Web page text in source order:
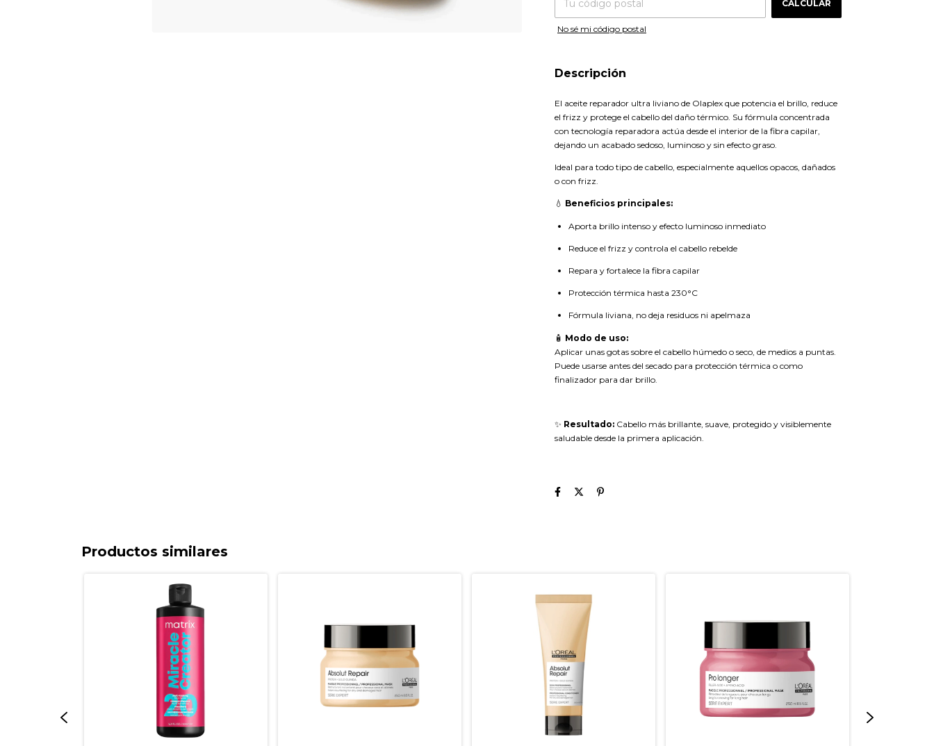
CALCULAR
No sé mi código postal
Descripción
El aceite reparador ultra liviano de Olaplex que potencia el brillo, reduce
el frizz y protege el cabello del daño térmico. Su fórmula concentrada
con tecnología reparadora actúa desde el interior de la fibra capilar,
dejando un acabado sedoso, luminoso y sin efecto graso.
Ideal para todo tipo de cabello, especialmente aquellos opacos, dañados
o con frizz.
💧 Beneficios principales:
Aporta brillo intenso y efecto luminoso inmediato
Reduce el frizz y controla el cabello rebelde
Repara y fortalece la fibra capilar
Protección térmica hasta 230°C
Fórmula liviana, no deja residuos ni apelmaza
🧴 Modo de uso:
Aplicar unas gotas sobre el cabello húmedo o seco, de medios a puntas.
Puede usarse antes del secado para protección térmica o como
finalizador para dar brillo.
✨ Resultado: Cabello más brillante, suave, protegido y visiblemente
saludable desde la primera aplicación.
Productos similares